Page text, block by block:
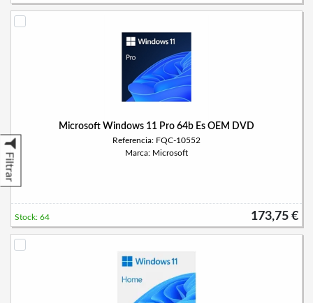
Filtrar
Microsoft Windows 11 Pro 64b Es OEM DVD
Referencia: FQC-10552
Marca: Microsoft
173,75 €
Stock: 64